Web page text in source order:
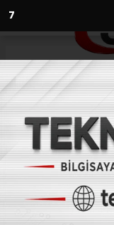
6
Anasayfa Asayiş
(İHA) - İhlas Haber